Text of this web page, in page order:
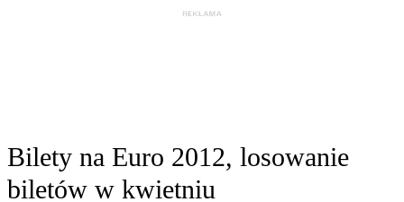
Bilety na Euro 2012, losowanie
biletów w kwietniu